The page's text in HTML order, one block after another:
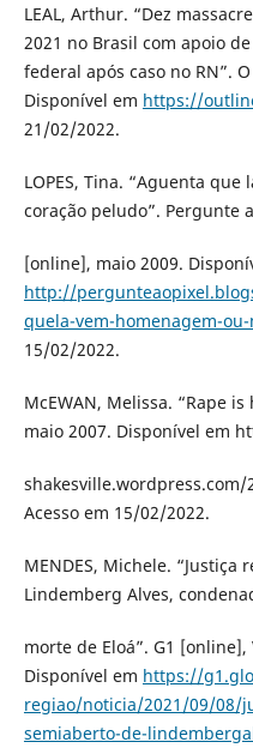
LEAL, Arthur. “Dez
2021 no Brasil com apoio
federal após caso no RN”.
Disponível em https://
21/02/2022.
LOPES, Tina. “Aguenta
coração peludo”. Pergunte
[online], maio 2009.
http://
quela-vem-homenagem-
15/02/2022.
McEWAN, Melissa. “Rape
maio 2007. Disponível em
Acesso em 15/02/2022.
MENDES, Michele.
Lindemberg Alves,
morte de Eloá”. G1
Disponível em https://
regiao/noticia/2021/09/08/
semiaberto-de-